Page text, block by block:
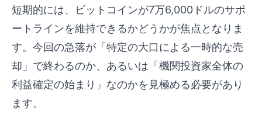
短期的には、ビットコインが7万6,000ドルのサポ
ートラインを維持できるかどうかが焦点となりま
す。今回の急落が「特定の大口による一時的な売
却」で終わるのか、あるいは「機関投資家全体の
利益確定の始まり」なのかを見極める必要があり
ます。